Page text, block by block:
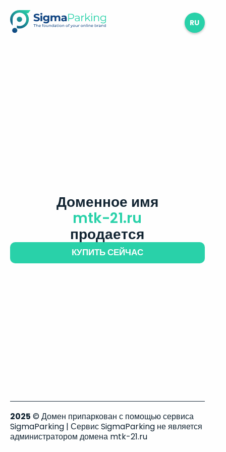
RU
Доменное имя
mtk-21.ru
продается
КУПИТЬ СЕЙЧАС
2025 © Домен припаркован с помощью сервиса
SigmaParking | Сервис SigmaParking не является
администратором домена mtk-21.ru